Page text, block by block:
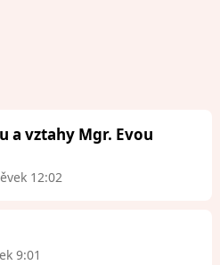
a vztahy Mgr. Evou
12:02
9:01